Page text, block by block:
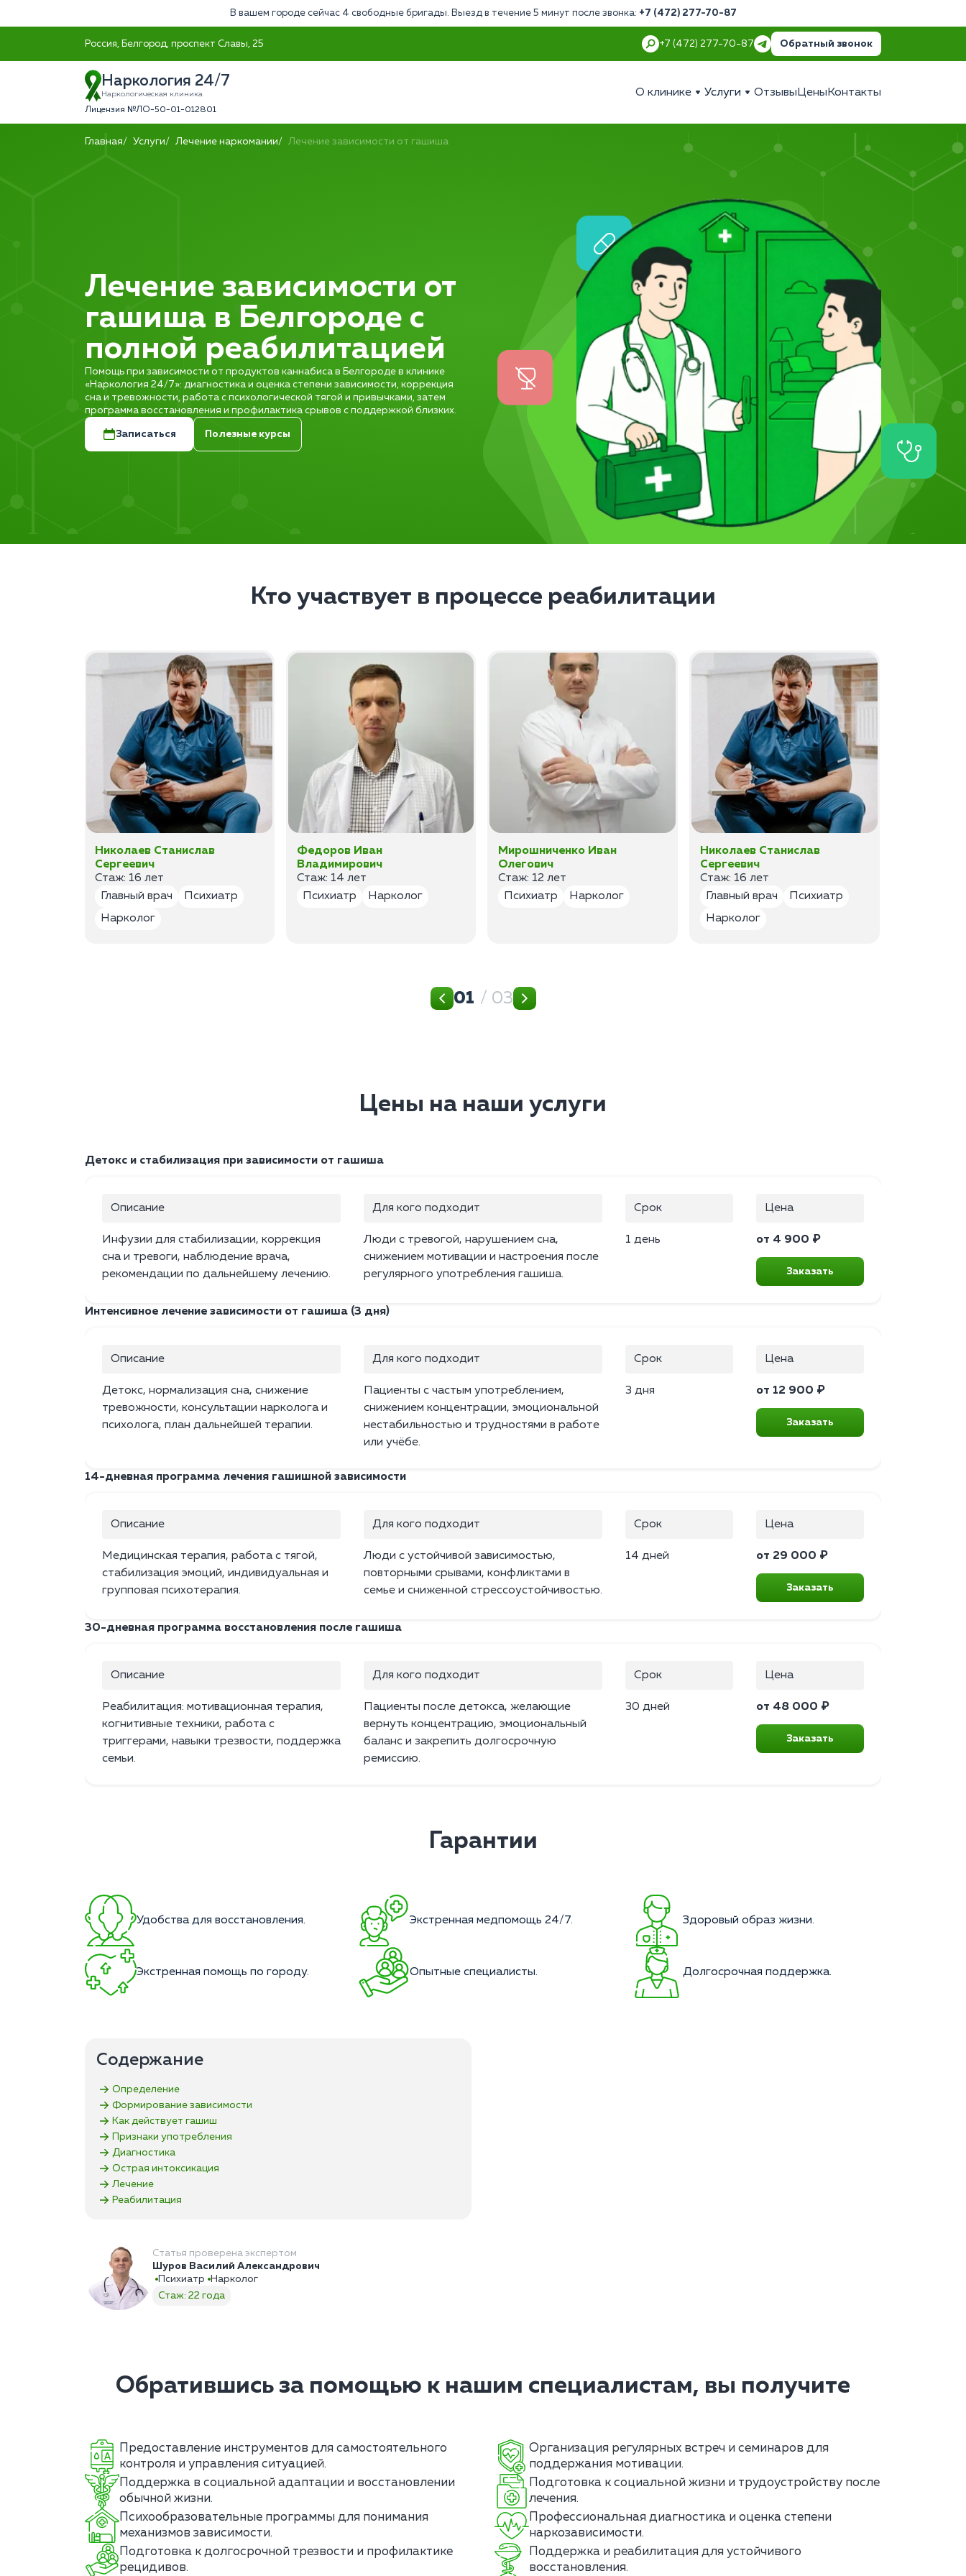
В вашем городе сейчас 4 свободные бригады. Выезд в течение 5 минут после звонка: +7 (472) 277-70-87
Россия, Белгород, проспект Славы, 25 +7 (472) 277-70-87 Обратный звонок
Наркология 24/7
Наркологическая клиника
Лицензия №ЛО-50-01-012801
О клинике Услуги Отзывы Цены Контакты
Главная Услуги Лечение наркомании Лечение зависимости от гашиша
Лечение зависимости от
гашиша в Белгороде с
полной реабилитацией
Помощь при зависимости от продуктов каннабиса в Белгороде в клинике
«Наркология 24/7»: диагностика и оценка степени зависимости, коррекция
сна и тревожности, работа с психологической тягой и привычками, затем
программа восстановления и профилактика срывов с поддержкой близких.
Записаться Полезные курсы
Кто участвует в процессе реабилитации
Николаев Станислав
Сергеевич
Стаж: 16 лет
Главный врач
Психиатр
Нарколог
Федоров Иван
Владимирович
Стаж: 14 лет
Психиатр
Нарколог
Мирошниченко Иван
Олегович
Стаж: 12 лет
Психиатр
Нарколог
Николаев Станислав
Сергеевич
Стаж: 16 лет
Главный врач
Психиатр
Нарколог
01 / 03
Цены на наши услуги
Детокс и стабилизация при зависимости от гашиша
Описание
Инфузии для стабилизации, коррекция
сна и тревоги, наблюдение врача,
рекомендации по дальнейшему лечению.
Для кого подходит
Люди с тревогой, нарушением сна,
снижением мотивации и настроения после
регулярного употребления гашиша.
Срок
1 день
Цена
от 4 900 ₽
Заказать
Интенсивное лечение зависимости от гашиша (3 дня)
Описание
Детокс, нормализация сна, снижение
тревожности, консультации нарколога и
психолога, план дальнейшей терапии.
Для кого подходит
Пациенты с частым употреблением,
снижением концентрации, эмоциональной
нестабильностью и трудностями в работе
или учёбе.
Срок
3 дня
Цена
от 12 900 ₽
Заказать
14-дневная программа лечения гашишной зависимости
Описание
Медицинская терапия, работа с тягой,
стабилизация эмоций, индивидуальная и
групповая психотерапия.
Для кого подходит
Люди с устойчивой зависимостью,
повторными срывами, конфликтами в
семье и сниженной стрессоустойчивостью.
Срок
14 дней
Цена
от 29 000 ₽
Заказать
30-дневная программа восстановления после гашиша
Описание
Реабилитация: мотивационная терапия,
когнитивные техники, работа с
триггерами, навыки трезвости, поддержка
семьи.
Для кого подходит
Пациенты после детокса, желающие
вернуть концентрацию, эмоциональный
баланс и закрепить долгосрочную
ремиссию.
Срок
30 дней
Цена
от 48 000 ₽
Заказать
Гарантии
Удобства для восстановления. Экстренная медпомощь 24/7. Здоровый образ жизни.
Экстренная помощь по городу. Опытные специалисты. Долгосрочная поддержка.
Содержание
Определение
Формирование зависимости
Как действует гашиш
Признаки употребления
Диагностика
Острая интоксикация
Лечение
Реабилитация
Статья проверена экспертом
Шуров Василий Александрович
Психиатр
Нарколог
Стаж: 22 года
Обратившись за помощью к нашим специалистам, вы получите
Предоставление инструментов для самостоятельного
контроля и управления ситуацией.
Организация регулярных встреч и семинаров для
поддержания мотивации.
Поддержка в социальной адаптации и восстановлении
обычной жизни.
Подготовка к социальной жизни и трудоустройству после
лечения.
Психообразовательные программы для понимания
механизмов зависимости.
Профессиональная диагностика и оценка степени
наркозависимости.
Подготовка к долгосрочной трезвости и профилактике
рецидивов.
Поддержка и реабилитация для устойчивого
восстановления.